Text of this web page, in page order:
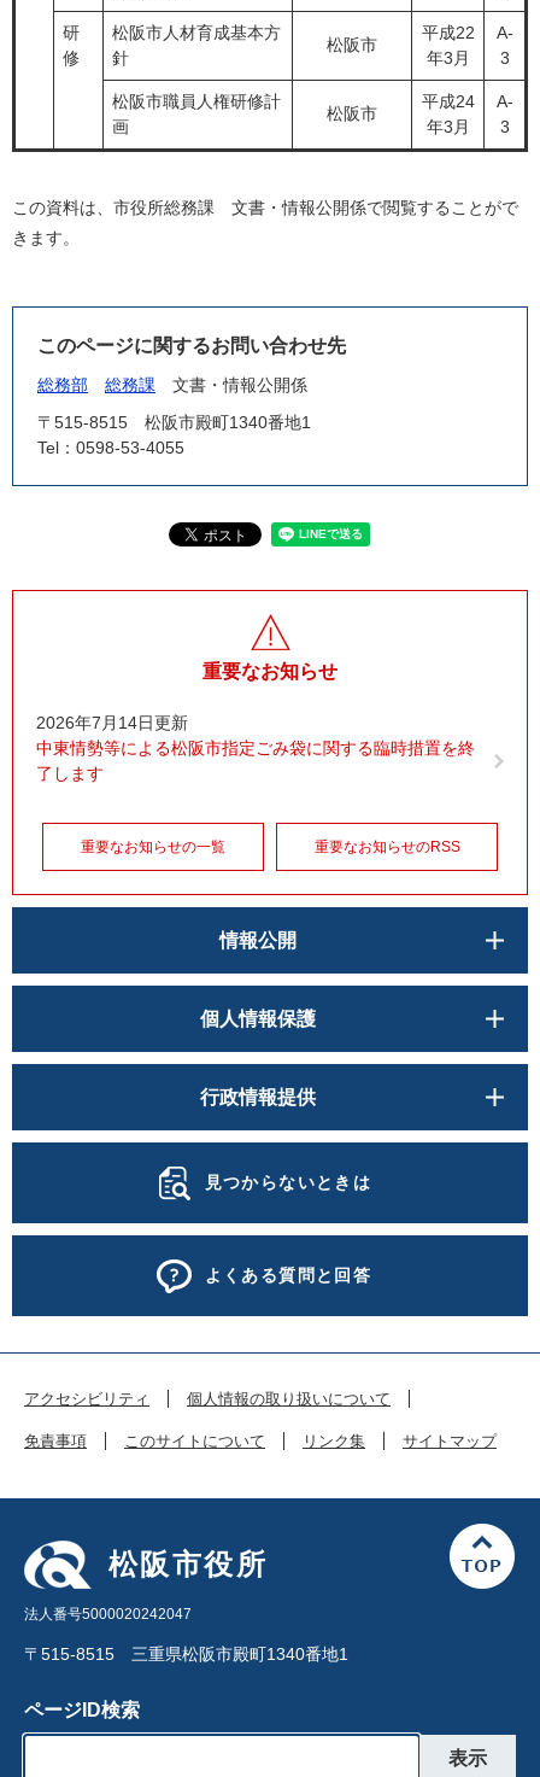
研
修
松阪市人材育成基本方
針
松阪市
平成22
年3月
A-
3
松阪市職員人権研修計
画
松阪市
平成24
年3月
A-
3
この資料は、市役所総務課 文書・情報公開係で閲覧することがで
きます。
このページに関するお問い合わせ先
総務部 総務課
文書・情報公開係
〒515-8515
松阪市殿町1340番地1
Tel：0598-53-4055
重要なお知らせ
2026年7月14日更新
中東情勢等による松阪市指定ごみ袋に関する臨時措置を終
了します
重要なお知らせの一覧 重要なお知らせのRSS
情報公開
個人情報保護
行政情報提供
見つからないときは
よくある質問と回答
アクセシビリティ 個人情報の取り扱いについて
免責事項 このサイトについて リンク集 サイトマップ
松阪市役所
法人番号5000020242047
〒515-8515 三重県松阪市殿町1340番地1
ページID検索